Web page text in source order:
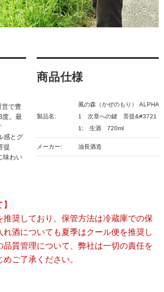
営で豊
度。最
感とグ
提
味わい
商品仕様
製品名:
風の森（かぜのもり） ALPHA
1 次章への鍵 菩提&#3721
1; 生酒 720ml
メーカー: 油長酒造
奨しており、保管方法は冷蔵庫での保
酒についても夏季はクール便を推奨し
質管理について、弊社は一切の責任を
ご了承ください。